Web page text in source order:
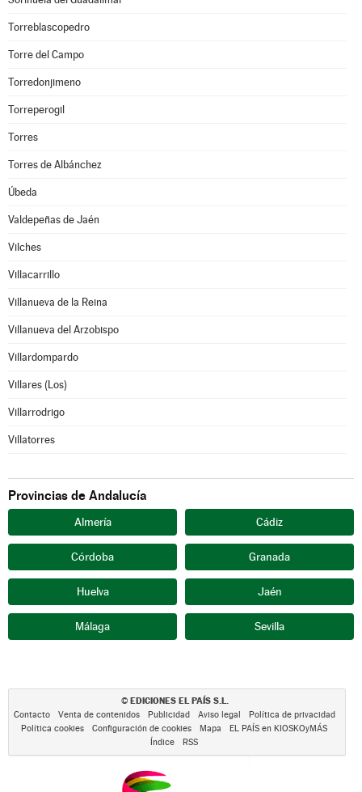
Torreblascopedro
Torre del Campo
Torredonjimeno
Torreperogil
Torres
Torres de Albánchez
Úbeda
Valdepeñas de Jaén
Vilches
Villacarrillo
Villanueva de la Reina
Villanueva del Arzobispo
Villardompardo
Villares (Los)
Villarrodrigo
Villatorres
Provincias de Andalucía
Almería Cádiz
Córdoba Granada
Huelva Jaén
Málaga Sevilla
© EDICIONES EL PAÍS S.L.
Contacto Venta de contenidos Publicidad Aviso legal
Política de privacidad
Política cookies
Configuración de cookies Mapa
EL PAÍS en KIOSKOyMÁS
Índice
RSS